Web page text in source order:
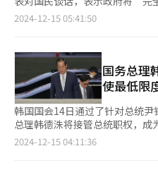
室长金光锡（音）表示："目前
少下调0.1至0.2个百分点。" 在连续两年税收亏空且财政政策紧缩
10日下午，忠清南道公州市公州
韩联社】
明提议成立组建国政稳定协商机
的国会积极合作的准备。但国民
规定任命代理总统，作为执政党
治负责到底。 国民力量党党首韩东勋原计划当天下午4点举行记者
会，各方预测他可能在会上宣
布取消。
作表现出的关心和努力表示感谢。
国家事务”。 【图片来源 韩联社
2024-12-15 05:41:50
国务总理
使最低限
韩国国会14日通过了针对总统
总理韩德洙将接管总统职权，成
力的总理。此前，2004年卢武铉
2024-12-15 04:11:36